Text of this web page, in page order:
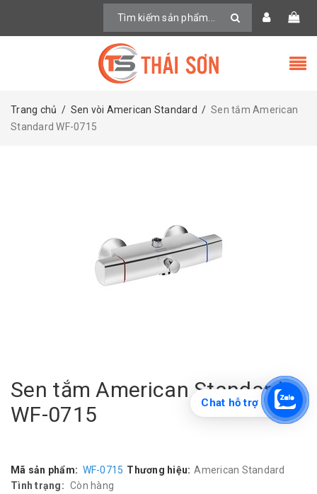
Trang chủ / Sen vòi American Standard / Sen tắm American
Standard WF-0715
Sen tắm American Standard
WF-0715
Mã sản phẩm: WF-0715 Thương hiệu: American Standard
Tình trạng: Còn hàng
Chat hỗ trợ